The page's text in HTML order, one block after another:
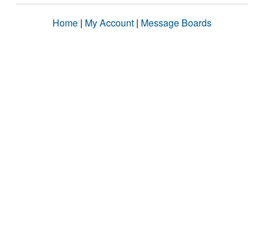
Home | My Account | Message Boards